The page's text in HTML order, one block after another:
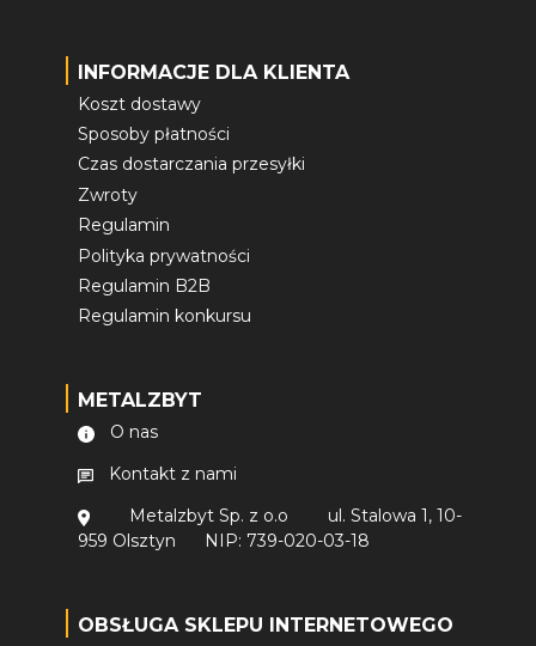
INFORMACJE DLA KLIENTA
Koszt dostawy
Sposoby płatności
Czas dostarczania przesyłki
Zwroty
Regulamin
Polityka prywatności
Regulamin B2B
Regulamin konkursu
METALZBYT
O nas
Kontakt z nami
Metalzbyt Sp. z o.o
ul. Stalowa 1, 10-
959 Olsztyn
NIP: 739-020-03-18
OBSŁUGA SKLEPU INTERNETOWEGO